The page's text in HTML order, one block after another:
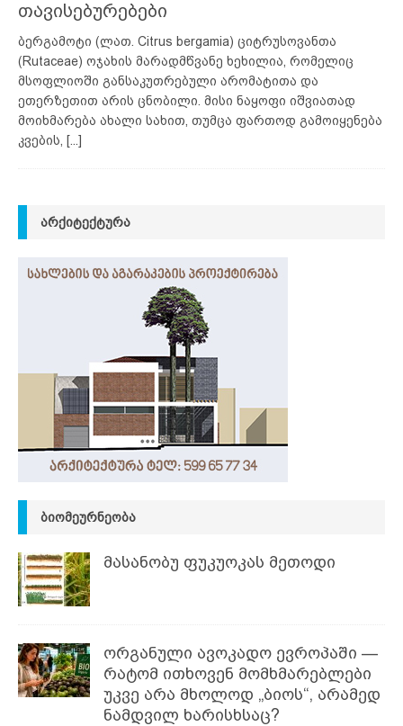
თავისებურებები
ბერგამოტი (ლათ. Citrus bergamia) ციტრუსოვანთა
(Rutaceae) ოჯახის მარადმწვანე ხეხილია, რომელიც
მსოფლიოში განსაკუთრებული არომატითა და
ეთერზეთით არის ცნობილი. მისი ნაყოფი იშვიათად
მოიხმარება ახალი სახით, თუმცა ფართოდ გამოიყენება
კვების, [...]
ᲐᲠᲥᲘᲢᲔᲥᲢᲣᲠᲐ
ᲑᲘᲝᲛᲔᲣᲠᲜᲔᲝᲑᲐ
მასანობუ ფუკუოკას მეთოდი
ორგანული ავოკადო ევროპაში —
რატომ ითხოვენ მომხმარებლები
უკვე არა მხოლოდ „ბიოს“, არამედ
ნამდვილ ხარისხსაც?